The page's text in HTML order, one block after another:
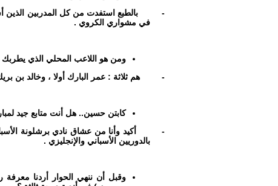
-
بالطبع استفدت من كل المدربين الذين
في مشواري الكروي .
ومن هو اللاعب المحلي الذي يطربك
-
هم ثلاثة : عمر البارك أولا ، وخالد بن
كابتن حسين.. هل أنت متابع جيد
-
أكيد وأنا من عشاق نادي برشلونة
بالدوريين الأسباني والإنجليزي .
وقبل أن ننهي الحوار أردنا معرفة